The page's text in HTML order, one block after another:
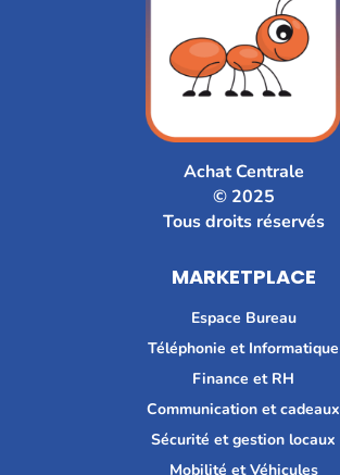
Achat Centrale
© 2025
Tous droits réservés
MARKETPLACE
Espace Bureau
Téléphonie et Informatique
Finance et RH
Communication et cadeaux
Sécurité et gestion locaux
Mobilité et Véhicules